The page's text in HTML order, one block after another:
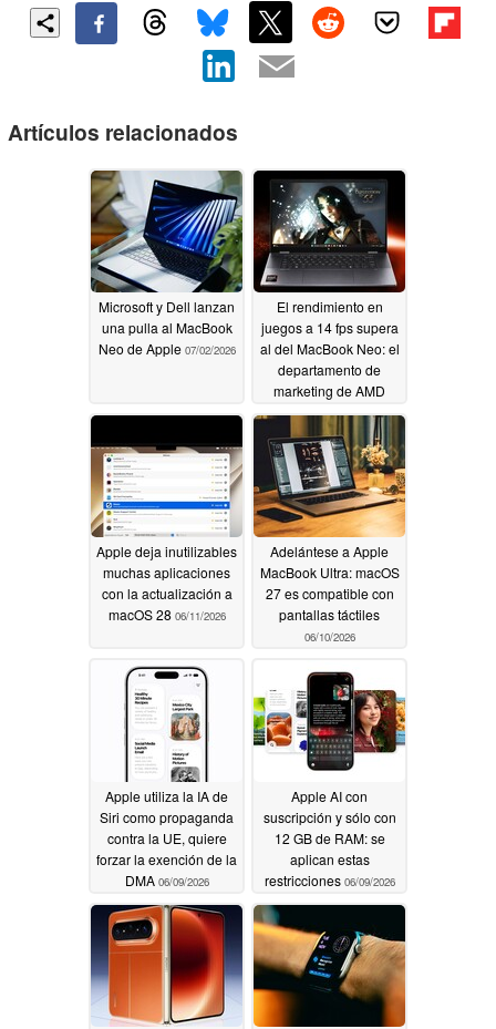
Artículos relacionados
Microsoft y Dell lanzan
una pulla al MacBook
Neo de Apple 07/02/2026
El rendimiento en
juegos a 14 fps supera
al del MacBook Neo: el
departamento de
marketing de AMD
lanza mensajes
engañosos contra
Apple06/16/2026
Apple deja inutilizables
muchas aplicaciones
con la actualización a
macOS 28 06/11/2026
Adelántese a Apple
MacBook Ultra: macOS
27 es compatible con
pantallas táctiles
06/10/2026
Apple utiliza la IA de
Siri como propaganda
contra la UE, quiere
forzar la exención de la
DMA 06/09/2026
Apple AI con
suscripción y sólo con
12 GB de RAM: se
aplican estas
restricciones 06/09/2026